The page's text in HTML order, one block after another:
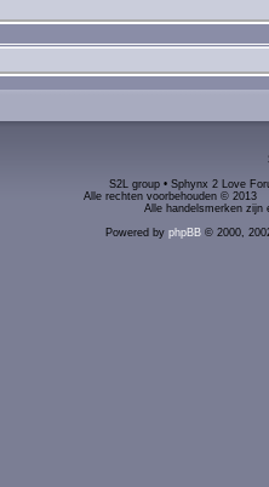
S2L group • Sphynx 2 Love
Alle rechten voorbehouden ©
Alle handelsmerken zijn
Powered by phpBB© 2000,